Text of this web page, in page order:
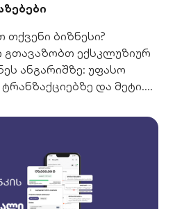
ბიზნესი?
გთავაზობთ ექსკლუზიურ
ანგარიშზე: უფასო
და მეტი.